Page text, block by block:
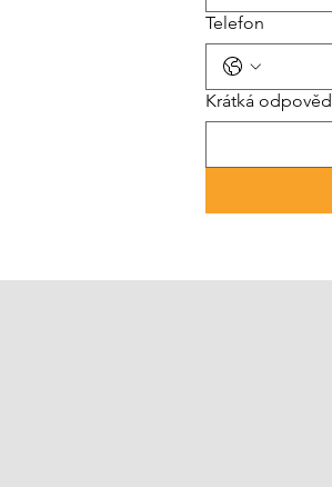
Telefon
Krátká odpověď